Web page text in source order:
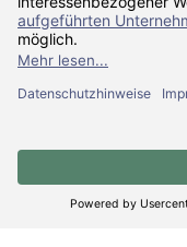
Versandarten
Alle Preise inkl.